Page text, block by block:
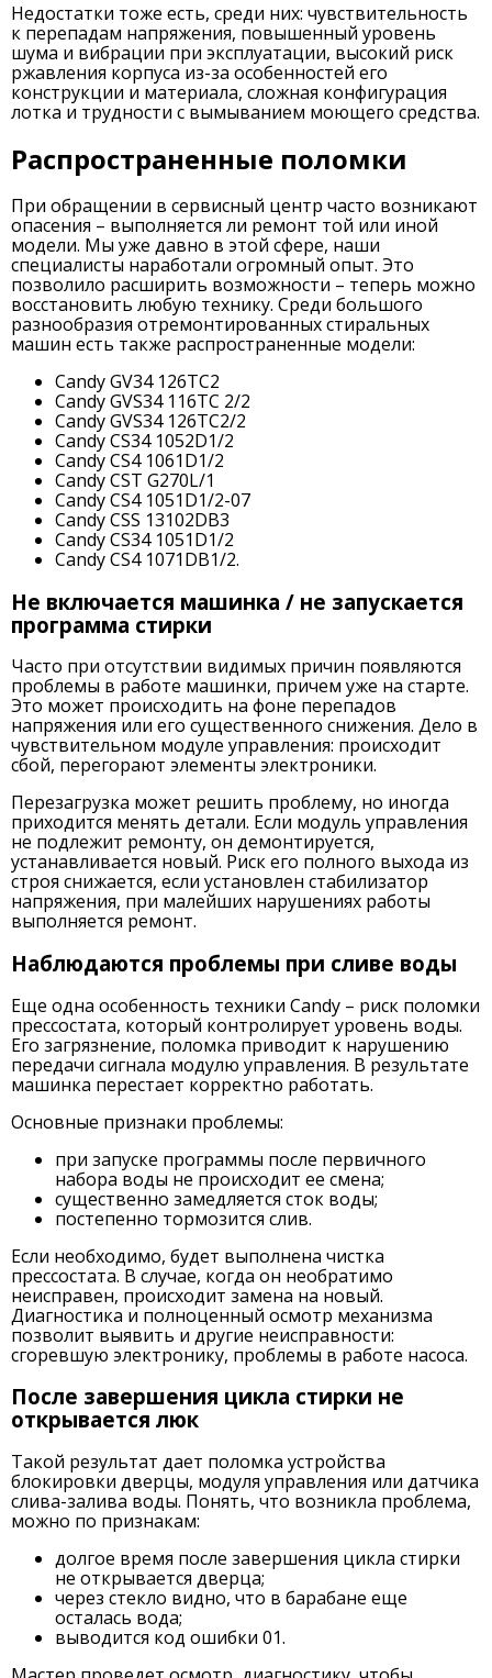
Недостатки тоже есть, среди них: чувствительность
к перепадам напряжения, повышенный уровень
шума и вибрации при эксплуатации, высокий риск
ржавления корпуса из-за особенностей его
конструкции и материала, сложная конфигурация
лотка и трудности с вымыванием моющего средства.
Распространенные поломки
При обращении в сервисный центр часто возникают
опасения – выполняется ли ремонт той или иной
модели. Мы уже давно в этой сфере, наши
специалисты наработали огромный опыт. Это
позволило расширить возможности – теперь можно
восстановить любую технику. Среди большого
разнообразия отремонтированных стиральных
машин есть также распространенные модели:
Candy GV34 126TC2
Candy GVS34 116TC 2/2
Candy GVS34 126TC2/2
Candy CS34 1052D1/2
Candy CS4 1061D1/2
Candy CST G270L/1
Candy CS4 1051D1/2-07
Candy CSS 13102DB3
Candy CS34 1051D1/2
Candy CS4 1071DB1/2.
Не включается машинка / не запускается
программа стирки
Часто при отсутствии видимых причин появляются
проблемы в работе машинки, причем уже на старте.
Это может происходить на фоне перепадов
напряжения или его существенного снижения. Дело в
чувствительном модуле управления: происходит
сбой, перегорают элементы электроники.
Перезагрузка может решить проблему, но иногда
приходится менять детали. Если модуль управления
не подлежит ремонту, он демонтируется,
устанавливается новый. Риск его полного выхода из
строя снижается, если установлен стабилизатор
напряжения, при малейших нарушениях работы
выполняется ремонт.
Наблюдаются проблемы при сливе воды
Еще одна особенность техники Candy – риск поломки
прессостата, который контролирует уровень воды.
Его загрязнение, поломка приводит к нарушению
передачи сигнала модулю управления. В результате
машинка перестает корректно работать.
Основные признаки проблемы:
при запуске программы после первичного
набора воды не происходит ее смена;
существенно замедляется сток воды;
постепенно тормозится слив.
Если необходимо, будет выполнена чистка
прессостата. В случае, когда он необратимо
неисправен, происходит замена на новый.
Диагностика и полноценный осмотр механизма
позволит выявить и другие неисправности:
сгоревшую электронику, проблемы в работе насоса.
После завершения цикла стирки не
открывается люк
Такой результат дает поломка устройства
блокировки дверцы, модуля управления или датчика
слива-залива воды. Понять, что возникла проблема,
можно по признакам:
долгое время после завершения цикла стирки
не открывается дверца;
через стекло видно, что в барабане еще
осталась вода;
выводится код ошибки 01.